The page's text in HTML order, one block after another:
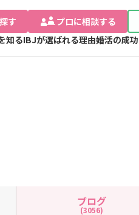
す プロに相談する
知るIBJが選ばれる理由婚活の成
ブログ
(3056)